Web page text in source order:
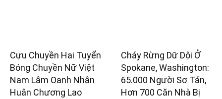
Cựu Chuyền Hai Tuyển
Bóng Chuyền Nữ Việt
Nam Lâm Oanh Nhận
Huân Chương Lao
Cháy Rừng Dữ Dội Ở
Spokane, Washington:
65.000 Người Sơ Tán,
Hơn 700 Căn Nhà Bị